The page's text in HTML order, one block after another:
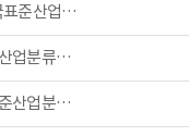
자산/자본 회전율(제11차 한국표준산업분류， 2009~)
생산성 지표(제11차 한국표준산업분류， 2009~)
부가가치 구성(제11차 한국표준산업분류， 2009~)